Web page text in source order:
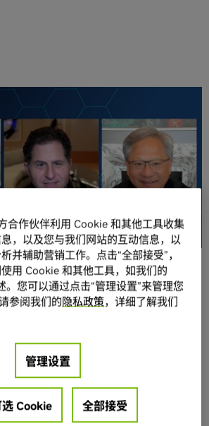
现已登陆15款全新戴尔PowerEdge
、更高效地构建和部署AI工作负载
NVIDIA 和戴尔科技今日发布了由
款戴尔PowerEdge系统，助力企业通
务转型，这是双方有史以来在AI 方面最
系统可利用 NVIDIA 全栈 AI 解
DPU 和 NVIDIA AI Enterprise
AI 应用程序奠定了基础，包括语音识
统、以及越来越多突破性的基于语言
合作伙伴利用 Cookie 和其他工具收集
，以及您与我们网站的互动信息，以
并辅助营销工作。点击“全部接受”，
用 Cookie 和其他工具，如我们的
。您可以通过点击“管理设置”来管理您
参阅我们的隐私政策，详细了解我们
管理设置
Cookie 全部接受